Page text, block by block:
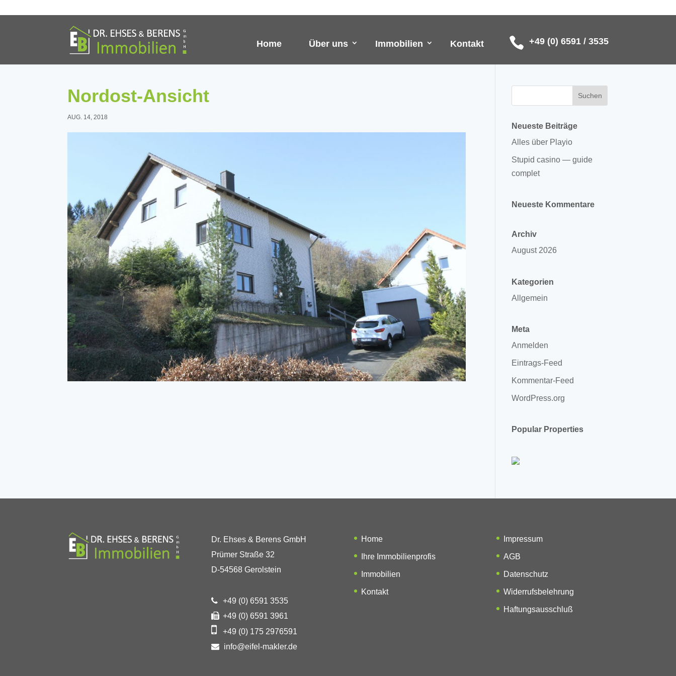
+49 (0) 6591 / 3535
Home Über uns Immobilien Kontakt
Nordost-Ansicht
AUG. 14, 2018
Neueste Beiträge
Alles über Playio
Stupid casino — guide
complet
Neueste Kommentare
Archiv
August 2026
Kategorien
Allgemein
Meta
Anmelden
Eintrags-Feed
Kommentar-Feed
WordPress.org
Popular Properties
Dr. Ehses & Berens GmbH
Prümer Straße 32
D-54568 Gerolstein
+49 (0) 6591 3535
+49 (0) 6591 3961
+49 (0) 175 2976591
info@eifel-makler.de
Home
Ihre Immobilienprofis
Immobilien
Kontakt
Impressum
AGB
Datenschutz
Widerrufsbelehrung
Haftungsausschluß